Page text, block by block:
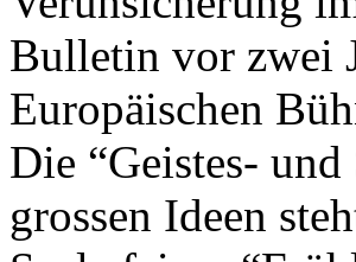
Bulletin vor zwei
Europäischen
Die “Geistes-
grossen Ideen